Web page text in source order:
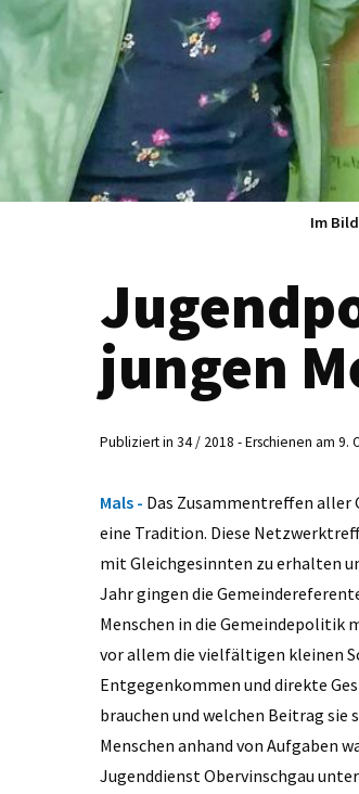
Im
jungen
Publiziert in 34 / 2018 - Erschienen am 9.
Mals - Das Zusammentreffen aller
eine Tradition. Diese
mit Gleichgesinnten zu erhalten
Jahr gingen die
Menschen in die Gemeindepolitik
vor allem die vielfältigen kleinen
Entgegenkommen und direkte
brauchen und welchen Beitrag
Menschen anhand von Aufgaben
Jugenddienst Obervinschgau